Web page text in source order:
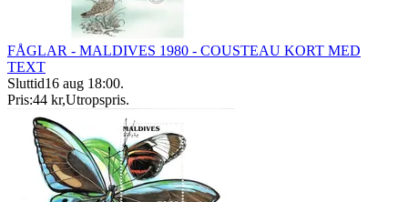
FÅGLAR - MALDIVES 1980 - COUSTEAU KORT MED
TEXT
Sluttid16 aug 18:00.
Pris:44 kr,Utropspris.